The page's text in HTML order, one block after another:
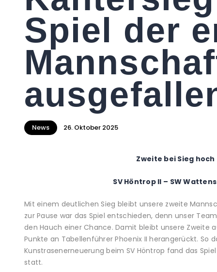
Spiel der
News 26. Oktober 2025
Zweite bei Sieg
SV Höntrop II – SW
Mit einem deutlichen Sieg bleibt unsere zweite
zur Pause war das Spiel entschieden, denn unser
den Hauch einer Chance. Damit bleibt unsere Zweite
Punkte an Tabellenführer Phoenix II herangerückt. So
Kunstrasenerneuerung beim SV Höntrop fand das
statt.